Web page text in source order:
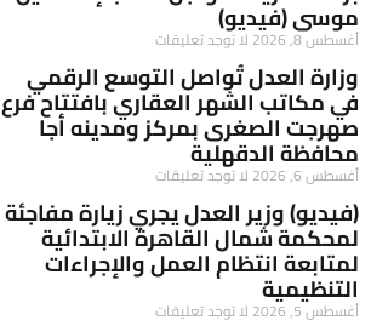
موسى (فيديو)
أغسطس 8, 2026 لا توجد تعليقات
وزارة العدل تُواصل التوسع الرقمي
في مكاتب الشهر العقاري بافتتاح فرع
صهرجت الصغرى بمركز ومدينه أجا
محافظة الدقهلية
أغسطس 6, 2026 لا توجد تعليقات
(فيديو) وزير العدل يجري زيارة مفاجئة
لمحكمة شمال القاهرة الابتدائية
لمتابعة انتظام العمل والإجراءات
التنظيمية
أغسطس 5, 2026 لا توجد تعليقات